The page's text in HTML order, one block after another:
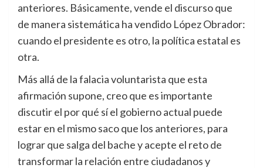
anteriores. Básicamente, vende el discurso que
de manera sistemática ha vendido López Obrador:
cuando el presidente es otro, la política estatal es
otra.
Más allá de la falacia voluntarista que esta
afirmación supone, creo que es importante
discutir el por qué sí el gobierno actual puede
estar en el mismo saco que los anteriores, para
lograr que salga del bache y acepte el reto de
transformar la relación entre ciudadanos y